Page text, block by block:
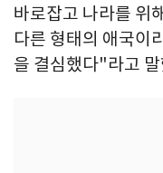
바로잡고 나라를 위
다른 형태의 애국이
을 결심했다"라고